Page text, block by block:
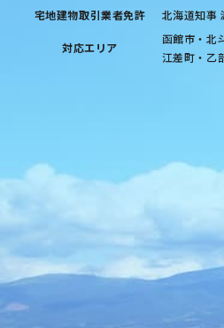
宅地建物取引業者免許
北海道知事
対応エリア
函館市・北
江差町・乙